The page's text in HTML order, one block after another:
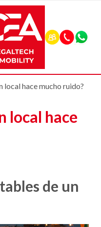
local hace mucho ruido?
local hace
de un